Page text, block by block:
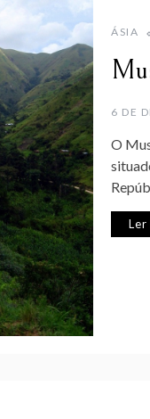
ÁSIA
6 DE
O
Ler